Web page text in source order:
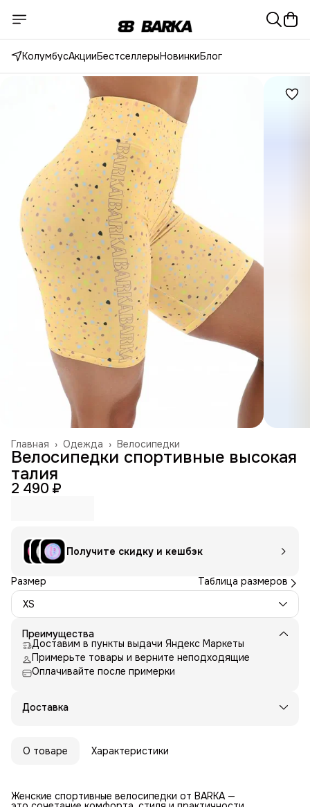
КолумбусАкцииБестселлерыНовинкиБлог
Велосипедки
Одежда ›
Главная ›
Велосипедки спортивные высокая
талия
2 490 ₽
Получите скидку и кешбэк
Размер
Таблица размеров
XS
Преимущества
Доставим в пункты выдачи Яндекс Маркеты
Примерьте товары и верните неподходящие
Оплачивайте после примерки
Доставка
О товаре Характеристики
Женские спортивные велосипедки от BARKA —